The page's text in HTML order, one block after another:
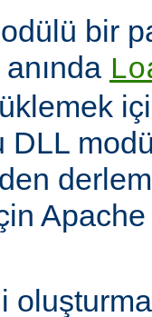
bir